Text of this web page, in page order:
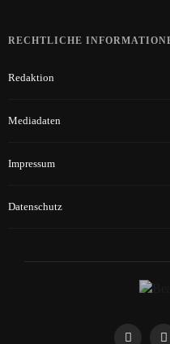
RECHTLICHE
Redaktion
Mediadaten
Impressum
Datenschutz